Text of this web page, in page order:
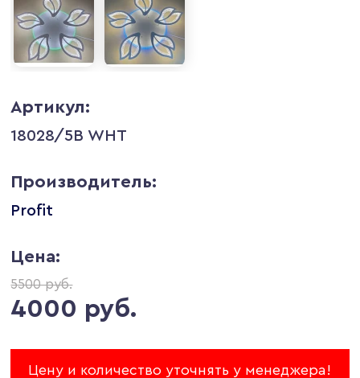
Артикул:
18028/5B WHT
Производитель:
Profit
Цена:
5500 руб.
4000 руб.
Цену и количество уточнять у менеджера!